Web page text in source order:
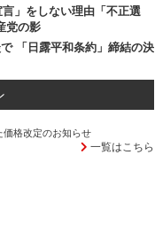
」をしない理由「不正選
党の影
「日露平和条約」締結の決
格改定のお知らせ
一覧はこちら